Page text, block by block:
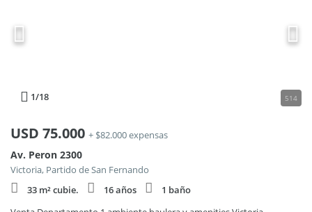
1/18 514
USD 75.000 + $82.000 expensas
Av. Peron 2300
Victoria, Partido de San Fernando
33 m² cubie.
16 años
1 baño